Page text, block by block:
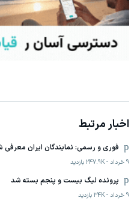
اخبار مرتبط
فوری و رسمی: نمایندگان ایران معرفی
9 خرداد -
247.9K بازدید
پرونده لیگ بیست و پنجم بسته شد
9 خرداد -
34K بازدید